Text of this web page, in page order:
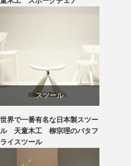
国産
天童木工
成形合板
スツール
ダイニング
世界で一番有名な日本製スツー
ル 天童木工 柳宗理のバタフ
ライスツール